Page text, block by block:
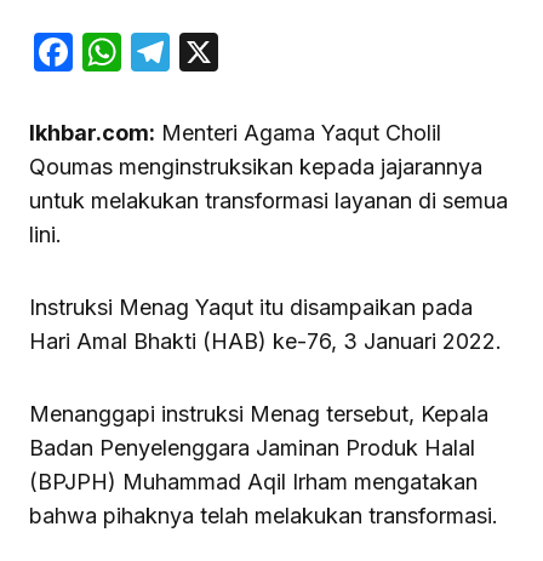
Facebook
WhatsApp
Telegram
Ikhbar.com: Menteri Agama Yaqut Cholil
Qoumas menginstruksikan kepada jajarannya
untuk melakukan transformasi layanan di semua
lini.
Instruksi Menag Yaqut itu disampaikan pada
Hari Amal Bhakti (HAB) ke-76, 3 Januari 2022.
Menanggapi instruksi Menag tersebut, Kepala
Badan Penyelenggara Jaminan Produk Halal
(BPJPH) Muhammad Aqil Irham mengatakan
bahwa pihaknya telah melakukan transformasi.